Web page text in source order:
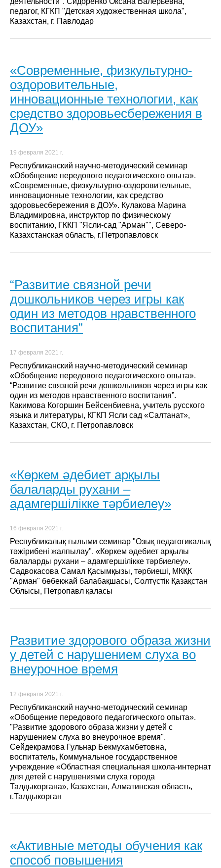
педагог, КГКП "Детская художественная школа",
Казахстан, г. Павлодар
«Современные, физкультурно-
оздоровительные,
инновационные технологии, как
средство здоровьесбережения в
ДОУ»
19 февраля 2021 г.
Республиканский научно-методический семинар
«Обобщение передового педагогического опыта».
«Современные, физкультурно-оздоровительные,
инновационные технологии, как средство
здоровьесбережения в ДОУ». Кулакова Марина
Владимировна, инструктор по физическому
воспитанию, ГККП "Ясли-сад "Арман"", Северо-
Казахстанская область, г.Петропавловск
“Развитие связной речи
дошкольников через игры как
один из методов нравственного
воспитания”
17 февраля 2021 г.
Республиканский научно-методический семинар
«Обобщение передового педагогического опыта».
“Развитие связной речи дошкольников через игры как
один из методов нравственного воспитания”.
Какимова Когоршин Бейсенбиевна, учитель русского
языка и литературы, КГКП Ясли сад «Салтанат»,
Казахстан, СКО, г. Петропавловск
«Көркем әдебиет арқылы
балаларды рухани –
адамгершілікке тәрбиелеу»
16 февраля 2021 г.
Республикалық ғылыми семинар "Озық педагогикалық
тәжірибені жалпылау". «Көркем әдебиет арқылы
балаларды рухани – адамгершілікке тәрбиелеу».
Садвокасова Самал Қасымқызы, тәрбиеші, МКҚК
"Арман" бөбекжай балабақшасы, Солтүстік Қазақстан
Облысы, Петропавл қаласы
Развитие здорового образа жизни
у детей с нарушением слуха во
внеурочное время
12 февраля 2021 г.
Республиканский научно-методический семинар
«Обобщение передового педагогического опыта».
"Развитие здорового образа жизни у детей с
нарушением слуха во внеурочное время".
Сейдекрамова Гульнар Бекмухамбетовна,
воспитатель, Коммунальное государственное
учреждение «Областная специальная школа-интернат
для детей с нарушениями слуха города
Талдыкоргана», Казахстан, Алматинская область,
г.Талдыкорган
«Активные методы обучения как
способ повышения